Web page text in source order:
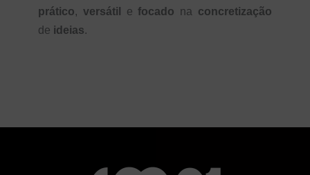
prático, versátil efocado na concretização
de ideias.